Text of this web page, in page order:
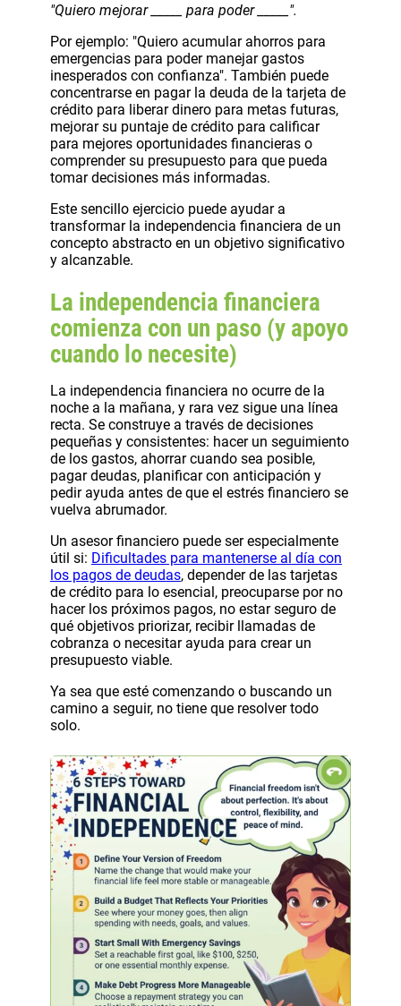
"Quiero mejorar _____ para poder _____".
Por ejemplo: "Quiero acumular ahorros para
emergencias para poder manejar gastos
inesperados con confianza". También puede
concentrarse en pagar la deuda de la tarjeta de
crédito para liberar dinero para metas futuras,
mejorar su puntaje de crédito para calificar
para mejores oportunidades financieras o
comprender su presupuesto para que pueda
tomar decisiones más informadas.
Este sencillo ejercicio puede ayudar a
transformar la independencia financiera de un
concepto abstracto en un objetivo significativo
y alcanzable.
La independencia financiera
comienza con un paso (y apoyo
cuando lo necesite)
La independencia financiera no ocurre de la
noche a la mañana, y rara vez sigue una línea
recta. Se construye a través de decisiones
pequeñas y consistentes: hacer un seguimiento
de los gastos, ahorrar cuando sea posible,
pagar deudas, planificar con anticipación y
pedir ayuda antes de que el estrés financiero se
vuelva abrumador.
Un asesor financiero puede ser especialmente
útil si: Dificultades para mantenerse al día con
los pagos de deudas, depender de las tarjetas
de crédito para lo esencial, preocuparse por no
hacer los próximos pagos, no estar seguro de
qué objetivos priorizar, recibir llamadas de
cobranza o necesitar ayuda para crear un
presupuesto viable.
Ya sea que esté comenzando o buscando un
camino a seguir, no tiene que resolver todo
solo.